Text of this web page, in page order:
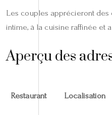
Les couples apprécieront des
intime, à la cuisine raffinée et
Aperçu des
Restaurant Localisation